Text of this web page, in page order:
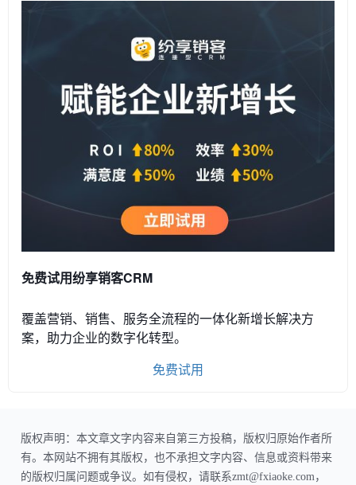
免费试用纷享销客CRM
覆盖营销、销售、服务全流程的一体化新增长解决方
案，助力企业的数字化转型。
免费试用
版权声明：本文章文字内容来自第三方投稿，版权归原始作者所
有。本网站不拥有其版权，也不承担文字内容、信息或资料带来
的版权归属问题或争议。如有侵权，请联系zmt@fxiaoke.com，